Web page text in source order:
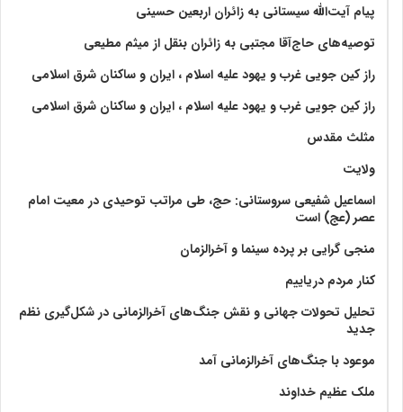
پیام آیت‌الله سیستانی به زائران اربعین حسینی
توصیه‌های حاج‌آقا مجتبی به زائران بنقل از میثم مطیعی
راز کین جویی غرب و یهود علیه اسلام ، ایران و ساکنان شرق اسلامی
راز کین جویی غرب و یهود علیه اسلام ، ایران و ساکنان شرق اسلامی
مثلث مقدس
ولايت‏
اسماعیل شفیعی سروستانی: حج، طی مراتب توحیدی در معیت امام
عصر (عج) است
منجی گرایی بر پرده سینما و آخرالزمان
کنار مردم دریاییم
تحلیل تحولات جهانی و نقش جنگ‌های آخرالزمانی در شکل‌گیری نظم
جدید
موعود با جنگ‌های آخرالزمانی آمد
ملک عظیم خداوند